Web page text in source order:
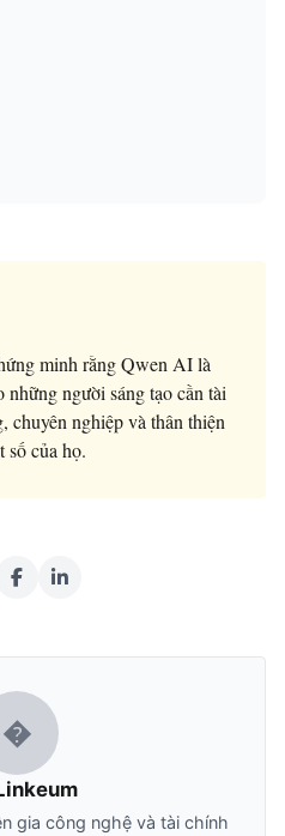
minh rằng Qwen AI là
người sáng tạo cần tài
chuyên nghiệp và thân thiện
số của họ.
�
gia công nghệ và tài chính